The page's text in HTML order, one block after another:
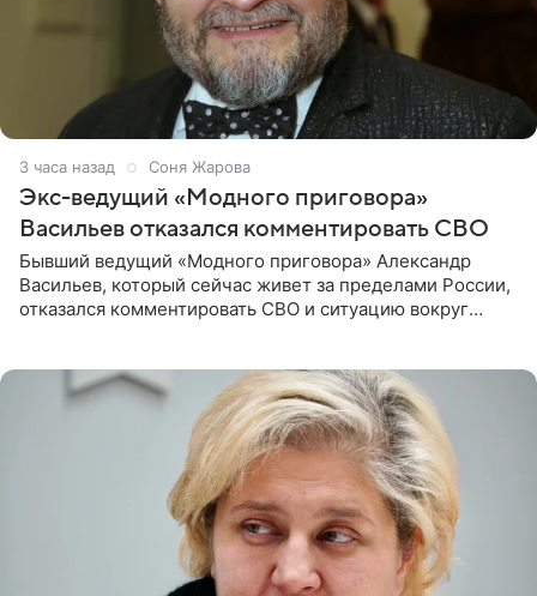
3 часа назад Соня Жарова
Экс-ведущий «Модного приговора»
Васильев отказался комментировать СВО
Бывший ведущий «Модного приговора» Александр
Васильев, который сейчас живет за пределами России,
отказался комментировать СВО и ситуацию вокруг